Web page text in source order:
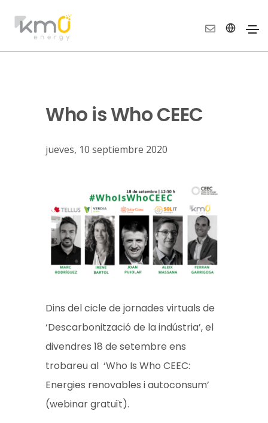
Who is Who CEEC
jueves, 10 septiembre 2020
Dins del cicle de jornades virtuals de
‘Descarbonització de la indústria’, el
divendres 18 de setembre ens
trobareu al ‘Who Is Who CEEC:
Energies renovables i autoconsum’
(webinar gratuït).